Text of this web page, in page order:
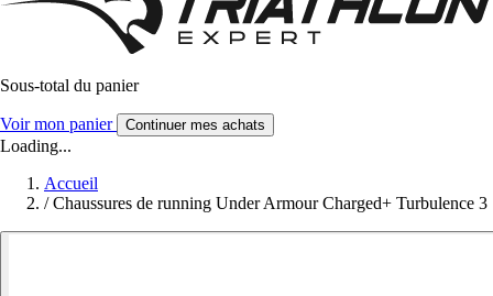
Sous-total du panier
Voir mon panier Continuer mes achats
Loading...
Accueil
/ Chaussures de running Under Armour Charged+ Turbulence 3